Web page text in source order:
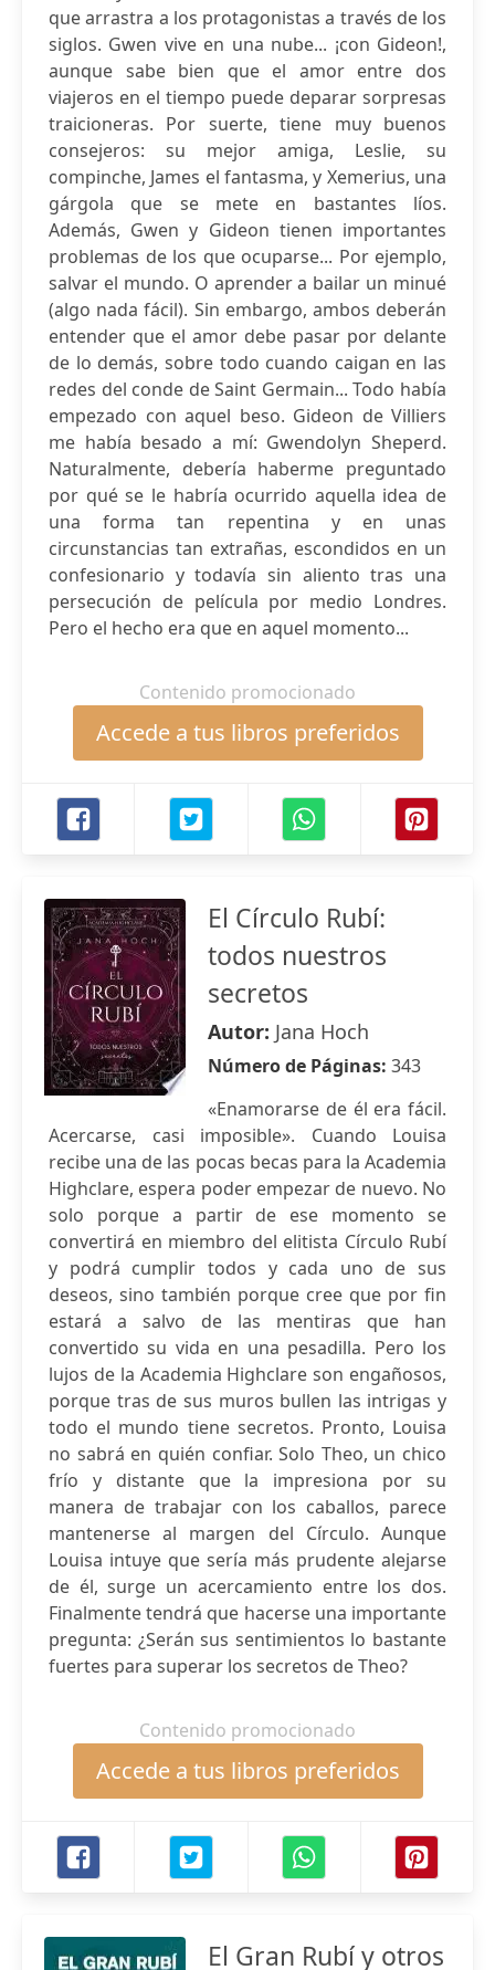
que arrastra a los protagonistas a través de los
siglos. Gwen vive en una nube... ¡con Gideon!,
aunque sabe bien que el amor entre dos
viajeros en el tiempo puede deparar sorpresas
traicioneras. Por suerte, tiene muy buenos
consejeros: su mejor amiga, Leslie, su
compinche, James el fantasma, y Xemerius, una
gárgola que se mete en bastantes líos.
Además, Gwen y Gideon tienen importantes
problemas de los que ocuparse... Por ejemplo,
salvar el mundo. O aprender a bailar un minué
(algo nada fácil). Sin embargo, ambos deberán
entender que el amor debe pasar por delante
de lo demás, sobre todo cuando caigan en las
redes del conde de Saint Germain... Todo había
empezado con aquel beso. Gideon de Villiers
me había besado a mí: Gwendolyn Sheperd.
Naturalmente, debería haberme preguntado
por qué se le habría ocurrido aquella idea de
una forma tan repentina y en unas
circunstancias tan extrañas, escondidos en un
confesionario y todavía sin aliento tras una
persecución de película por medio Londres.
Pero el hecho era que en aquel momento...
Contenido promocionado
Accede a tus libros preferidos
El Círculo Rubí:
todos nuestros
secretos
Autor: Jana Hoch
Número de Páginas: 343
«Enamorarse de él era fácil.
Acercarse, casi imposible». Cuando Louisa
recibe una de las pocas becas para la Academia
Highclare, espera poder empezar de nuevo. No
solo porque a partir de ese momento se
convertirá en miembro del elitista Círculo Rubí
y podrá cumplir todos y cada uno de sus
deseos, sino también porque cree que por fin
estará a salvo de las mentiras que han
convertido su vida en una pesadilla. Pero los
lujos de la Academia Highclare son engañosos,
porque tras de sus muros bullen las intrigas y
todo el mundo tiene secretos. Pronto, Louisa
no sabrá en quién confiar. Solo Theo, un chico
frío y distante que la impresiona por su
manera de trabajar con los caballos, parece
mantenerse al margen del Círculo. Aunque
Louisa intuye que sería más prudente alejarse
de él, surge un acercamiento entre los dos.
Finalmente tendrá que hacerse una importante
pregunta: ¿Serán sus sentimientos lo bastante
fuertes para superar los secretos de Theo?
Contenido promocionado
Accede a tus libros preferidos
El Gran Rubí y otros